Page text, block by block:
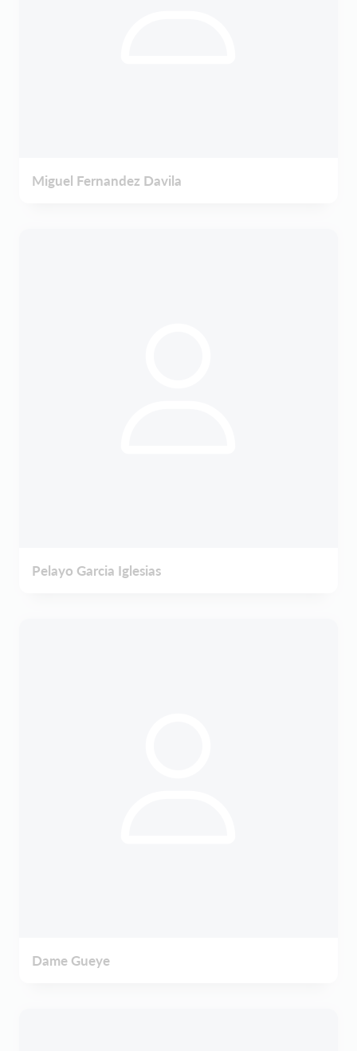
Miguel Fernandez Davila
Pelayo Garcia Iglesias
Dame Gueye